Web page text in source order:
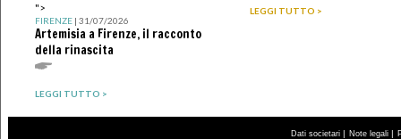
">
FIRENZE| 31/07/2026
Artemisia a Firenze, il racconto
della rinascita
LEGGI TUTTO >
LEGGI TUTTO >
Dati societari | Note legali |